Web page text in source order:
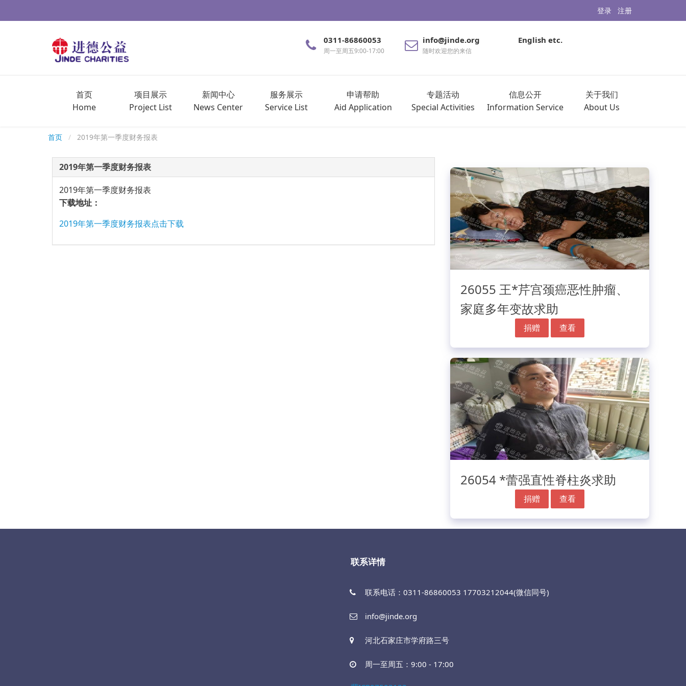
登录 注册
0311-86860053
周一至周五9:00-17:00
info@jinde.org
随时欢迎您的来信
English etc.
首页
Home
项目展示
Project List
新闻中心
News Center
服务展示
Service List
申请帮助
Aid Application
专题活动
Special Activities
信息公开
Information Service
关于我们
About Us
首页 2019年第一季度财务报表
2019年第一季度财务报表
2019年第一季度财务报表
下载地址：
2019年第一季度财务报表点击下载
26055 王*芹宫颈癌恶性肿瘤、
家庭多年变故求助
捐赠 查看
26054 *蕾强直性脊柱炎求助
捐赠 查看
联系详情
联系电话：0311-86860053 17703212044(微信同号)
info@jinde.org
河北石家庄市学府路三号
周一至周五：9:00 - 17:00